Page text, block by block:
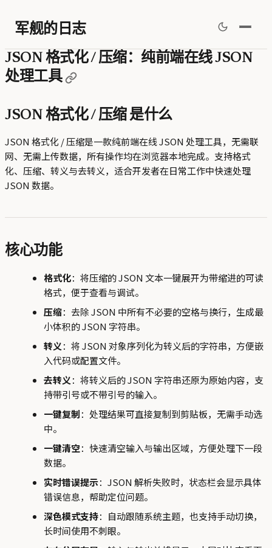
军舰的日志
JSON 格式化 / 压缩：纯前端在线 JSON
处理工具
JSON 格式化 / 压缩 是什么
JSON 格式化 / 压缩是一款纯前端在线 JSON 处理工具，无需联
网、无需上传数据，所有操作均在浏览器本地完成。支持格式
化、压缩、转义与去转义，适合开发者在日常工作中快速处理
JSON 数据。
核心功能
格式化：将压缩的 JSON 文本一键展开为带缩进的可读
格式，便于查看与调试。
压缩：去除 JSON 中所有不必要的空格与换行，生成最
小体积的 JSON 字符串。
转义：将 JSON 对象序列化为转义后的字符串，方便嵌
入代码或配置文件。
去转义：将转义后的 JSON 字符串还原为原始内容，支
持带引号或不带引号的输入。
一键复制：处理结果可直接复制到剪贴板，无需手动选
中。
一键清空：快速清空输入与输出区域，方便处理下一段
数据。
实时错误提示：JSON 解析失败时，状态栏会显示具体
错误信息，帮助定位问题。
深色模式支持：自动跟随系统主题，也支持手动切换，
长时间使用不刺眼。